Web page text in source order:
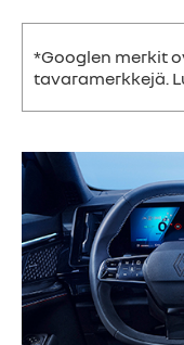
*Googlen merkit
tavaramerkkejä.